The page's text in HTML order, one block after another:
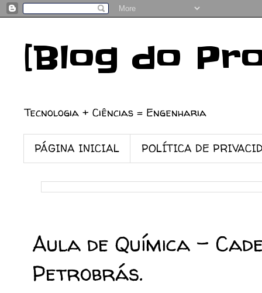
[Blog do
Tecnologia + Ciências = Engenharia
PÁGINA INICIAL POLÍTICA DE
Aula de Química -
Petrobrás.